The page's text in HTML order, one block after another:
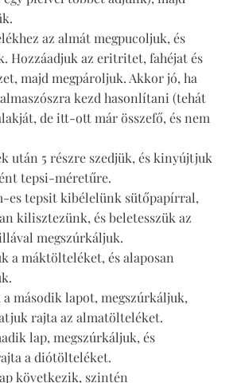
az almát megpucoljuk, és
Hozzáadjuk az eritritet, fahéjat és
majd megpároljuk. Akkor jó, ha
kezd hasonlítani (tehát
de itt-ott már összefő, és nem
után 5 részre szedjük, és kinyújtjuk
tepsi-méretűre.
es tepsit kibélelünk sütőpapírral,
kilisztezünk, és beletesszük az
megszúrkáljuk.
a máktölteléket, és alaposan
a második lapot, megszúrkáljuk,
rajta az almatölteléket.
lap, megszúrkáljuk, és
a diótölteléket.
következik, szintén